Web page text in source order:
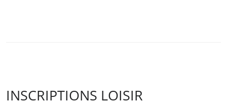
INSCRIPTIONS LOISIR